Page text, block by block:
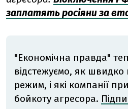
заплатять росіяни за
"Економічна правда"
відстежуємо, як швидко
режим, і які компанії
бойкоту агресора.